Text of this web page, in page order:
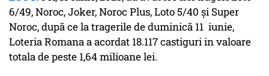
6/49, Noroc, Joker, Noroc Plus, Loto 5/40 și Super
Noroc, după ce la tragerile de duminică 11 iunie,
Loteria Romana a acordat 18.117 castiguri in valoare
totala de peste 1,64 milioane lei.